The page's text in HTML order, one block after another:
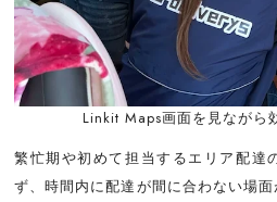
Linkit Maps画面を見ながら
繁忙期や初めて担当するエリア配達
ず、時間内に配達が間に合わない場